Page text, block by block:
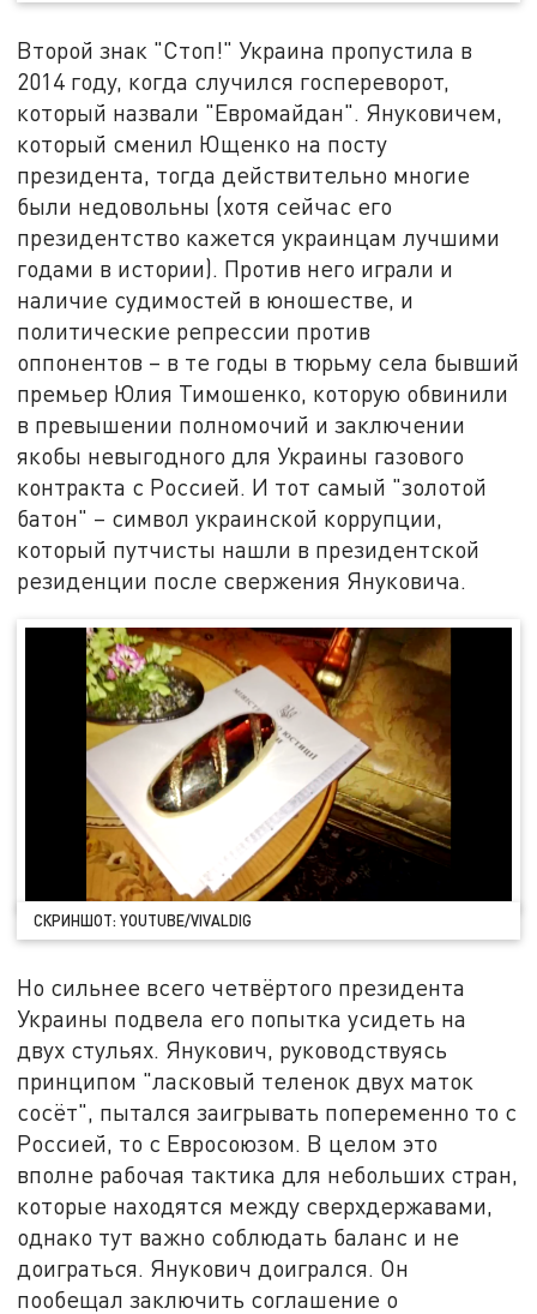
Второй знак "Стоп!" Украина пропустила в
2014 году, когда случился госпереворот,
который назвали "Евромайдан". Януковичем,
который сменил Ющенко на посту
президента, тогда действительно многие
были недовольны (хотя сейчас его
президентство кажется украинцам лучшими
годами в истории). Против него играли и
наличие судимостей в юношестве, и
политические репрессии против
оппонентов – в те годы в тюрьму села бывший
премьер Юлия Тимошенко, которую обвинили
в превышении полномочий и заключении
якобы невыгодного для Украины газового
контракта с Россией. И тот самый "золотой
батон" – символ украинской коррупции,
который путчисты нашли в президентской
резиденции после свержения Януковича.
СКРИНШОТ: YOUTUBE/VIVALDIG
Но сильнее всего четвёртого президента
Украины подвела его попытка усидеть на
двух стульях. Янукович, руководствуясь
принципом "ласковый теленок двух маток
сосёт", пытался заигрывать попеременно то с
Россией, то с Евросоюзом. В целом это
вполне рабочая тактика для небольших стран,
которые находятся между сверхдержавами,
однако тут важно соблюдать баланс и не
доиграться. Янукович доигрался. Он
пообещал заключить соглашение о